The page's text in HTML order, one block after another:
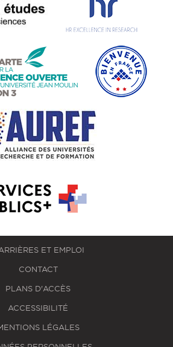
ET EMPLOI
CONTACT
PLANS D'ACCÈS
ACCESSIBILITÉ
LÉGALES